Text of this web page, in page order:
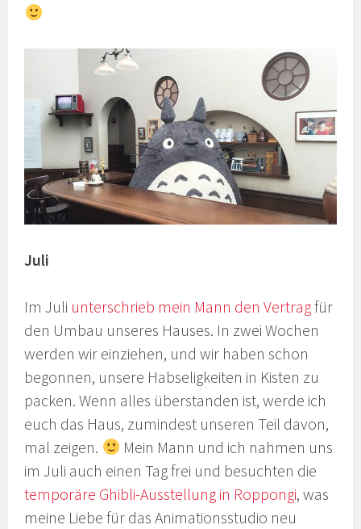
Juli
Im Juli unterschrieb mein Mann den Vertragfür
den Umbau unseres Hauses. In zwei Wochen
werden wir einziehen, und wir haben schon
begonnen, unsere Habseligkeiten in Kisten zu
packen. Wenn alles überstanden ist, werde ich
euch das Haus, zumindest unseren Teil davon,
mal zeigen.
Mein Mann und ich nahmen uns
im Juli auch einen Tag frei und besuchten die
temporäre Ghibli-Ausstellung in Roppongi, was
meine Liebe für das Animationsstudio neu